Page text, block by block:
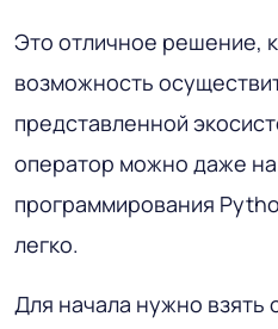
Это отличное решение,
возможность
представленной
оператор можно даже
программирования
легко.
Для начала нужно взять